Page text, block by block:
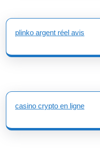
plinko argent réel avis
casino crypto en ligne